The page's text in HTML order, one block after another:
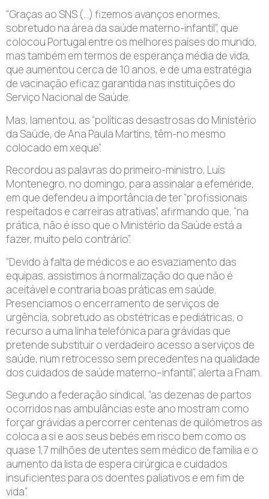
“Graças ao SNS (…) fizemos avanços enormes,
sobretudo na área da saúde materno-infantil”, que
colocou Portugal entre os melhores países do mundo,
mas também em termos de esperança média de vida,
que aumentou cerca de 10 anos, e de uma estratégia
de vacinação eficaz garantida nas instituições do
Serviço Nacional de Saúde.
Mas, lamentou, as “políticas desastrosas do Ministério
da Saúde, de Ana Paula Martins, têm-no mesmo
colocado em xeque”.
Recordou as palavras do primeiro-ministro, Luís
Montenegro, no domingo, para assinalar a efeméride,
em que defendeu a importância de ter “profissionais
respeitados e carreiras atrativas”, afirmando que, “na
prática, não é isso que o Ministério da Saúde está a
fazer, muito pelo contrário”.
“Devido à falta de médicos e ao esvaziamento das
equipas, assistimos à normalização do que não é
aceitável e contraria boas práticas em saúde.
Presenciamos o encerramento de serviços de
urgência, sobretudo as obstétricas e pediátricas, o
recurso a uma linha telefónica para grávidas que
pretende substituir o verdadeiro acesso a serviços de
saúde, num retrocesso sem precedentes na qualidade
dos cuidados de saúde materno–infantil”, alerta a Fnam.
Segundo a federação sindical, “as dezenas de partos
ocorridos nas ambulâncias este ano mostram como
forçar grávidas a percorrer centenas de quilómetros as
coloca a si e aos seus bebés em risco bem como os
quase 1,7 milhões de utentes sem médico de família e o
aumento da lista de espera cirúrgica e cuidados
insuficientes para os doentes paliativos e em fim de
vida”.